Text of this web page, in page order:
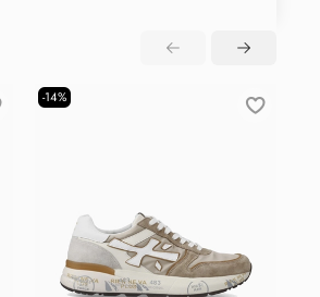
-14%